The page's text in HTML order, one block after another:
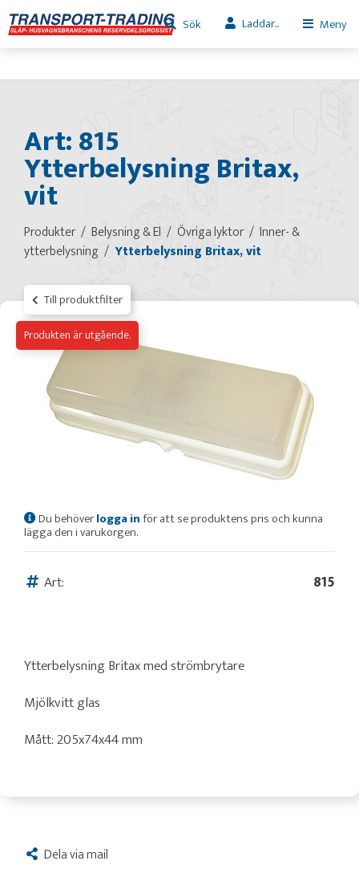
Sök Laddar... Meny
Art: 815
Ytterbelysning Britax,
vit
Produkter Belysning & El Övriga lyktor
Inner- &
ytterbelysning
Ytterbelysning Britax, vit
Till produktfilter
Produkten är utgående.
Du behöverlogga inför att se produktens pris och kunna
lägga den i varukorgen.
Art: 815
Ytterbelysning Britax med strömbrytare
Mjölkvitt glas
Mått: 205x74x44 mm
Dela via mail